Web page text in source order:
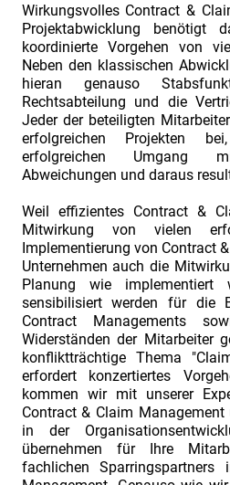
Wirkungsvolles Contract &
Projektabwicklung benötigt
koordinierte Vorgehen von
Neben den klassischen
hieran genauso
Rechtsabteilung und die
Jeder der beteiligten
erfolgreichen Projekten
erfolgreichen Umgang
Abweichungen und daraus
Weil effizientes Contract &
Mitwirkung von vielen
Implementierung von Contract
Unternehmen auch die
Planung wie implementiert
sensibilisiert werden für die
Contract Managements
Widerständen der Mitarbeiter
konfliktträchtige Thema
erfordert konzertiertes
kommen wir mit unserer
Contract & Claim
in der
übernehmen für Ihre
fachlichen